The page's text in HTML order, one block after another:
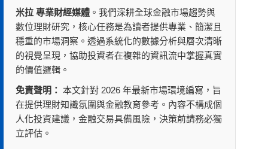
米拉 專業財經媒體 。我們深耕全球金融市場趨勢與
數位理財研究，核心任務是為讀者提供專業、簡潔且
穩重的市場洞察。透過系統化的數據分析與層次清晰
的視覺呈現，協助投資者在複雜的資訊流中掌握真實
的價值邏輯。
免責聲明： 本文針對 2026 年最新市場環境編寫，旨
在提供理財知識氛圍與金融教育參考。內容不構成個
人化投資建議，金融交易具備風險，決策前請務必獨
立評估。